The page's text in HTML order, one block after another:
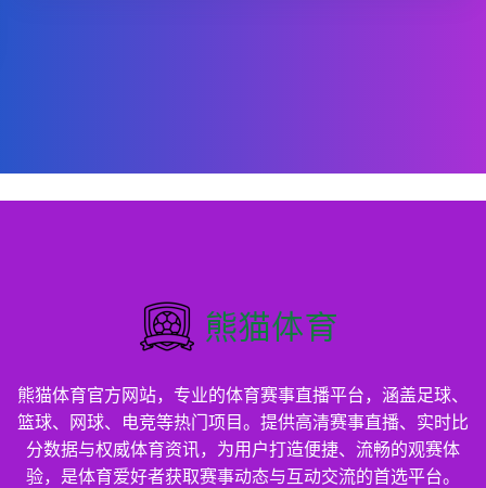
熊猫体育官方网站，专业的体育赛事直播平台，涵盖足球、
篮球、网球、电竞等热门项目。提供高清赛事直播、实时比
分数据与权威体育资讯，为用户打造便捷、流畅的观赛体
验，是体育爱好者获取赛事动态与互动交流的首选平台。